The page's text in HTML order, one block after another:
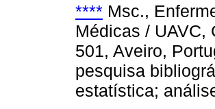
**** Msc.,
Médicas / UAVC,
501, Aveiro,
pesquisa
estatística;